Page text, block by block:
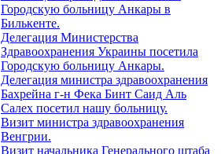
Городскую больницу Aнкары в
Билькенте.
Делегация Министерства
Здравоохранения Украины посетила
Городскую больницу Анкары.
Делегация министра здравоохранения
Бахрейна г-н Фека Бинт Саид Аль
Салех посетил нашу больницу.
Визит министра здравоохранения
Венгрии.
Визит начальника Генерального штаба